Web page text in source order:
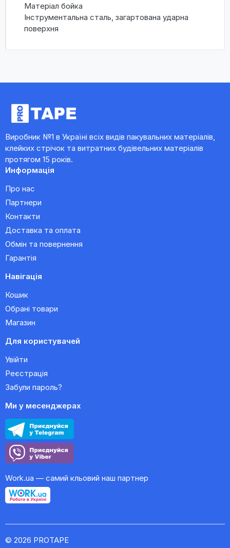
Матеріал бойка
Інструментальна сталь, загартована ударна
поверхня
Виробник №1 в Україні всіх видів пакувальних матеріалів,
клейких стрічок та витратних будівельних матеріалів
протягом 15 років.
Информація
Про нас
Партнери
Контакти
Доставка та оплата
Обмін та повернення
Гарантія
Навігація
Кошик
Обрані товари
Магазин
Для користувачей
Увійти
Реєстрація
Забули пароль?
Ми у месенджерах
Work.ua — самий кльовий наш партнер
© 2026 PROTAPE